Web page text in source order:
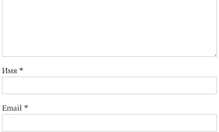
Имя *
Email *